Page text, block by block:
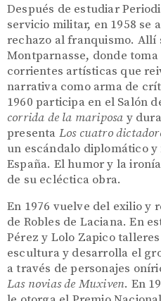
Después de estudiar
servicio militar, en 1958 se
rechazo al franquismo. Allí
Montparnasse, donde
corrientes artísticas que
narrativa como arma de
1960 participa en el Salón
corrida de la mariposa y
presenta Los cuatro
un escándalo diplomático
España. El humor y la
de su ecléctica obra.
En 1976 vuelve del exilio y
de Robles de Laciana. En
Pérez y Lolo Zapico
escultura y desarrolla el
a través de personajes
Las novias de Muxiven. En